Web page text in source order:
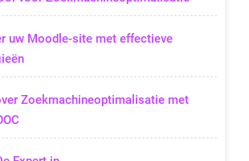
uw Moodle-site met effectieve
Zoekmachineoptimalisatie met